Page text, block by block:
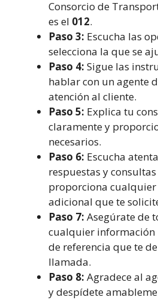
Consorcio de
es el 012.
Paso 3: Escucha las
selecciona la que se
Paso 4: Sigue las
hablar con un agente
atención al cliente.
Paso 5: Explica tu
claramente y
necesarios.
Paso 6: Escucha
respuestas y
proporciona
adicional que te
Paso 7: Asegúrate de
cualquier información
de referencia que te
llamada.
Paso 8: Agradece al
y despídete